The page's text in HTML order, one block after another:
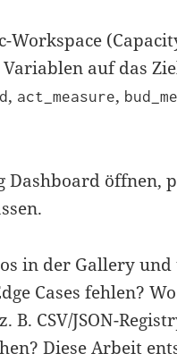
Workspace
auf das
, act_measure,
Dashboard öffnen,
in der Gallery
Cases fehlen?
CSV/JSON-
Diese Arbeit